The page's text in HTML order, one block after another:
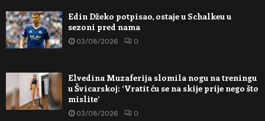
Edin Džeko potpisao, ostaje u Schalkeu u
sezoni pred nama
03/08/2026 0
Elvedina Muzaferija slomila nogu na treningu
u Švicarskoj: ‘Vratit ću se na skije prije nego što
mislite’
03/08/2026 0